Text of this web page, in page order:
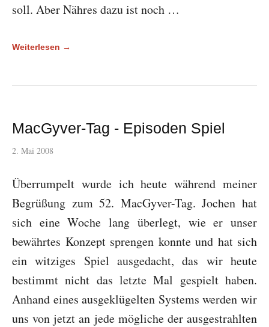
soll. Aber Nähres dazu ist noch …
Weiterlesen →
MacGyver-Tag - Episoden Spiel
2. Mai 2008
Überrumpelt wurde ich heute während meiner
Begrüßung zum 52. MacGyver-Tag. Jochen hat
sich eine Woche lang überlegt, wie er unser
bewährtes Konzept sprengen konnte und hat sich
ein witziges Spiel ausgedacht, das wir heute
bestimmt nicht das letzte Mal gespielt haben.
Anhand eines ausgeklügelten Systems werden wir
uns von jetzt an jede mögliche der ausgestrahlten